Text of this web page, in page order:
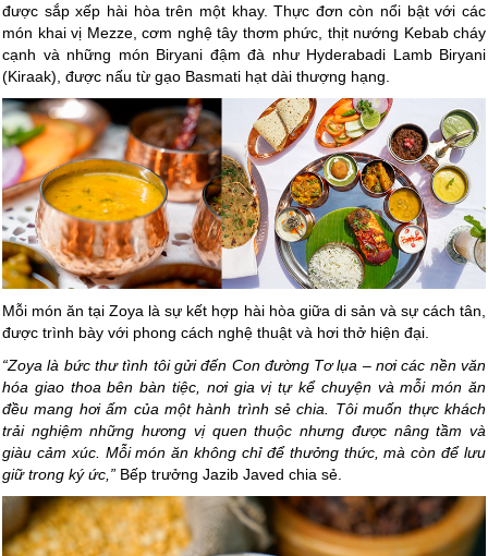
được sắp xếp hài hòa trên một khay. Thực đơn còn nổi bật với các
món khai vị Mezze, cơm nghệ tây thơm phức, thịt nướng Kebab cháy
cạnh và những món Biryani đậm đà như Hyderabadi Lamb Biryani
(Kiraak), được nấu từ gạo Basmati hạt dài thượng hạng.
Mỗi món ăn tại Zoya là sự kết hợp hài hòa giữa di sản và sự cách tân,
được trình bày với phong cách nghệ thuật và hơi thở hiện đại.
“Zoya là bức thư tình tôi gửi đến Con đường Tơ lụa – nơi các nền văn
hóa giao thoa bên bàn tiệc, nơi gia vị tự kể chuyện và mỗi món ăn
đều mang hơi ấm của một hành trình sẻ chia. Tôi muốn thực khách
trải nghiệm những hương vị quen thuộc nhưng được nâng tầm và
giàu cảm xúc. Mỗi món ăn không chỉ để thưởng thức, mà còn để lưu
giữ trong ký ức,” Bếp trưởng Jazib Javed chia sẻ.